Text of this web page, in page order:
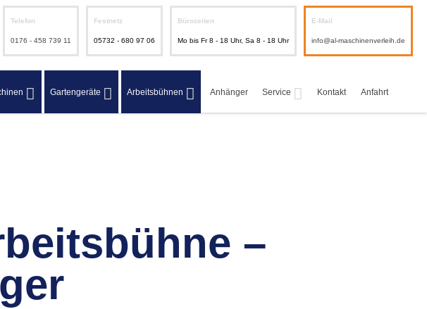
Telefon
0176 - 458 739 11
Festnetz
05732 - 680 97 06
Bürozeiten
Mo bis Fr 8 - 18 Uhr, Sa 8 - 18 Uhr
E-Mail
info@al-maschinenverleih.de
Gartengeräte Arbeitsbühnen Anhänger Service Kontakt Anfahrt
–